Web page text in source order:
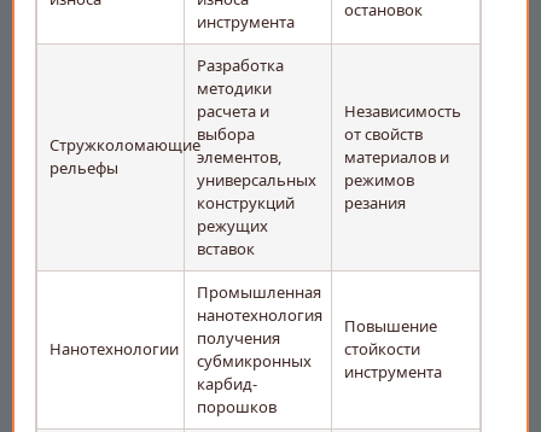
инструмента
остановок
Стружколомающие
рельефы
Разработка
методики
расчета и
выбора
элементов,
универсальных
конструкций
режущих
вставок
Независимость
от свойств
материалов и
режимов
резания
Нанотехнологии
Промышленная
нанотехнология
получения
субмикронных
карбид-
порошков
Повышение
стойкости
инструмента